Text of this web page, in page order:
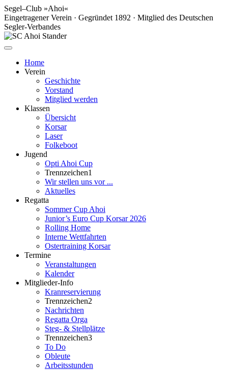
Segel–Club »Ahoi«
Eingetragener Verein · Gegründet 1892 · Mitglied des Deutschen
Segler-Verbandes
Home
Verein
Geschichte
Vorstand
Mitglied werden
Klassen
Übersicht
Korsar
Laser
Folkeboot
Jugend
Opti Ahoi Cup
Trennzeichen1
Wir stellen uns vor ...
Aktuelles
Regatta
Sommer Cup Ahoi
Junior’s Euro Cup Korsar 2026
Rolling Home
Interne Wettfahrten
Ostertraining Korsar
Termine
Veranstaltungen
Kalender
Mitglieder-Info
Kranreservierung
Trennzeichen2
Nachrichten
Regatta Orga
Steg- & Stellplätze
Trennzeichen3
To Do
Obleute
Arbeitsstunden